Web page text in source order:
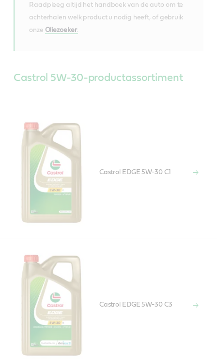
Raadpleeg altijd het handboek van de auto om te
achterhalen welk product u nodig heeft, of gebruik
onze Oliezoeker.
Castrol 5W-30-productassortiment
Castrol EDGE 5W-30 C1
Castrol EDGE 5W-30 C3